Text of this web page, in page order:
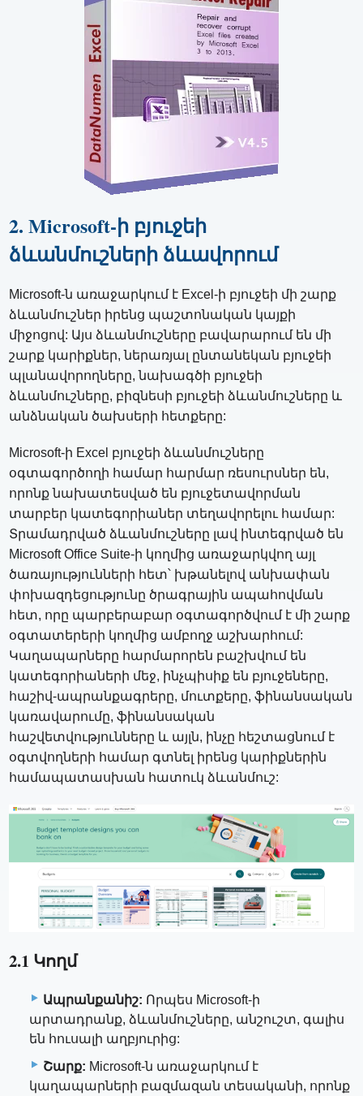
2. Microsoft-ի բյուջեի
ձևանմուշների ձևավորում
Microsoft-ն առաջարկում է Excel-ի բյուջեի մի շարք
ձևանմուշներ իրենց պաշտոնական կայքի
միջոցով: Այս ձևանմուշները բավարարում են մի
շարք կարիքներ, ներառյալ ընտանեկան բյուջեի
պլանավորողները, նախագծի բյուջեի
ձևանմուշները, բիզնեսի բյուջեի ձևանմուշները և
անձնական ծախսերի հետքերը:
Microsoft-ի Excel բյուջեի ձևանմուշները
օգտագործողի համար հարմար ռեսուրսներ են,
որոնք նախատեսված են բյուջետավորման
տարբեր կատեգորիաներ տեղավորելու համար:
Տրամադրված ձևանմուշները լավ ինտեգրված են
Microsoft Office Suite-ի կողմից առաջարկվող այլ
ծառայությունների հետ՝ խթանելով անխափան
փոխազդեցությունը ծրագրային ապահովման
հետ, որը պարբերաբար օգտագործվում է մի շարք
օգտատերերի կողմից ամբողջ աշխարհում:
Կաղապարները հարմարորեն բաշխվում են
կատեգորիաների մեջ, ինչպիսիք են բյուջեները,
հաշիվ-ապրանքագրերը, մուտքերը, ֆինանսական
կառավարումը, ֆինանսական
հաշվետվությունները և այլն, ինչը հեշտացնում է
օգտվողների համար գտնել իրենց կարիքներին
համապատասխան հատուկ ձևանմուշ:
2.1 Կողմ
Ապրանքանիշ: Որպես Microsoft-ի
արտադրանք, ձևանմուշները, անշուշտ, գալիս
են հուսալի աղբյուրից:
Շարք: Microsoft-ն առաջարկում է
կաղապարների բազմազան տեսականի, որոնք